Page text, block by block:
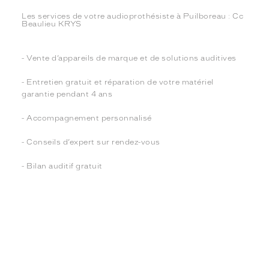
Les services de votre audioprothésiste à Puilboreau : Cc
Beaulieu KRYS
- Vente d’appareils de marque et de solutions auditives
- Entretien gratuit et réparation de votre matériel
garantie pendant 4 ans
- Accompagnement personnalisé
- Conseils d’expert sur rendez-vous
- Bilan auditif gratuit